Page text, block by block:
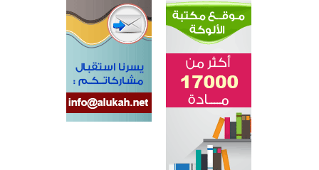
اختتام الدورة التاسعة لمسابقة حفظ وتلاوة القرآن الكريم في أزناكاييف